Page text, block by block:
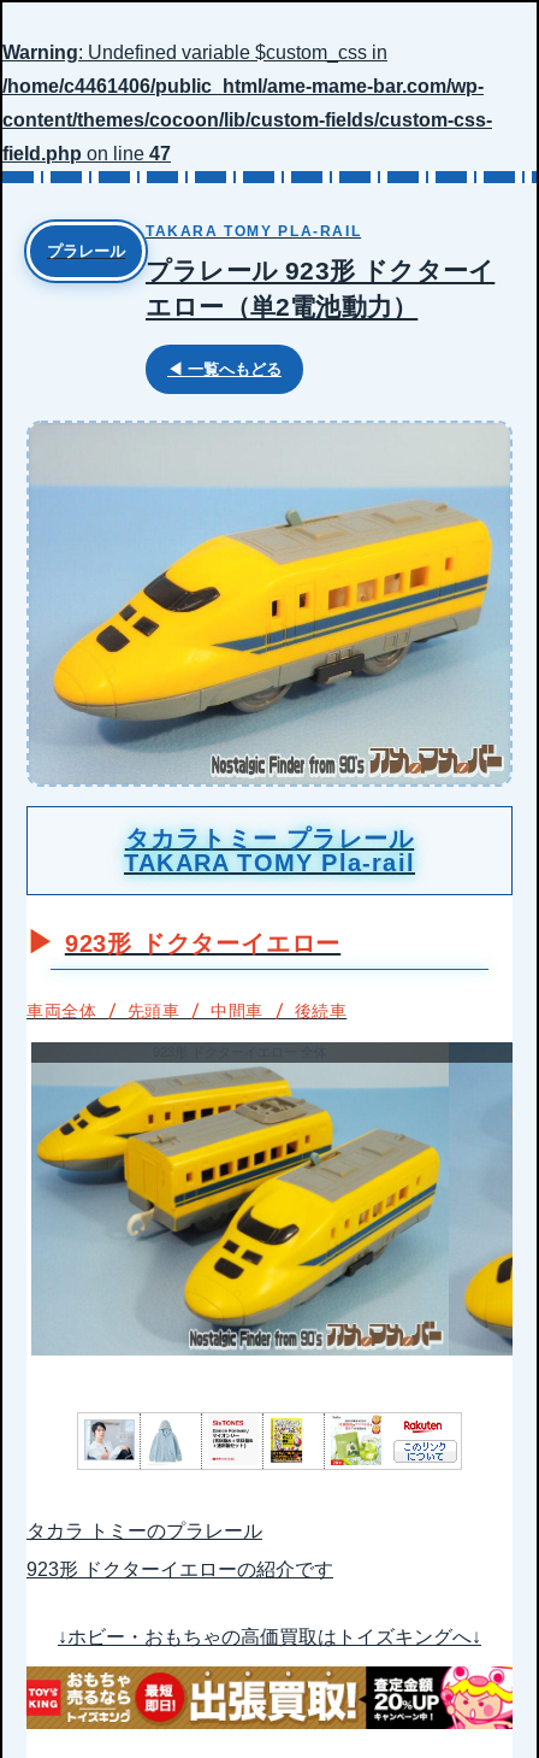
Warning: Undefined variable $custom_css in
/home/c4461406/public_html/ame-mame-bar.com/wp-
content/themes/cocoon/lib/custom-fields/custom-css-
field.php on line 47
プラレール
TAKARA TOMY PLA-RAIL
プラレール 923形 ドクターイ
エロー（単2電池動力）
◀ 一覧へもどる
タカラトミー プラレール
TAKARA TOMY Pla-rail
923形 ドクターイエロー
車両全体 / 先頭車 / 中間車 / 後続車
タカラ トミーのプラレール
923形 ドクターイエローの紹介です
↓ホビー・おもちゃの高価買取はトイズキングへ↓